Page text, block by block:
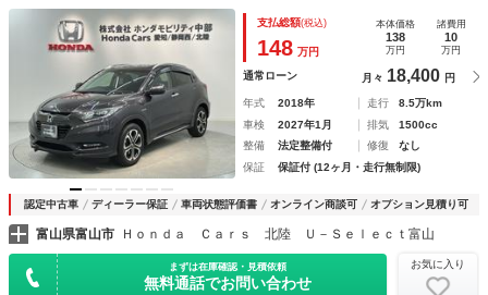
Ｄ ＥＴＣ ＬＥＤライト ＶＳＡ シ－トヒ－タ－ クルコ
ン アルミ スマ－トキ－ スペアキ－ 盗難防止装置 整備
記録簿 ＡＡＣ フォグ
支払総額(税込)
148 万円
本体価格
138
万円
諸費用
10
万円
通常ローン 月々 18,400 円
年式 2018年 走行
8.5万km
車検
2027年1月 排気
1500cc
整備
法定整備付 修復
なし
保証
保証付 (12ヶ月・走行無制限)
認定中古車 ディーラー保証 車両状態評価書 オンライン商談可 オプション見積り可
富山県富山市 Ｈｏｎｄａ Ｃａｒｓ 北陸 Ｕ－Ｓｅｌｅｃｔ富山
まずは在庫確認・見積依頼
無料通話でお問い合わせ
お気に入り